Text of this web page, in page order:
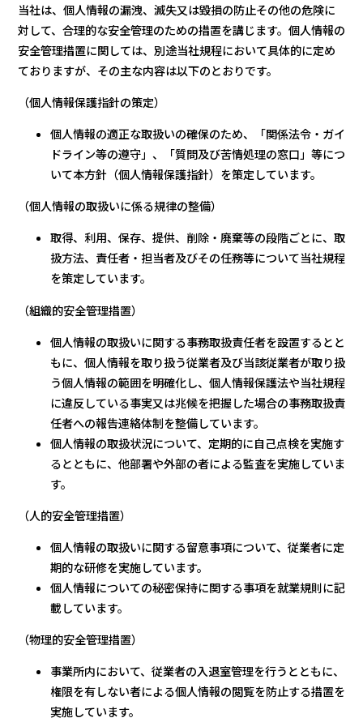
当社は、個人情報の漏洩、滅失又は毀損の防止その他の危険に
対して、合理的な安全管理のための措置を講じます。個人情報の
安全管理措置に関しては、別途当社規程において具体的に定め
ておりますが、その主な内容は以下のとおりです。
（個人情報保護指針の策定）
個人情報の適正な取扱いの確保のため、「関係法令・ガイ
ドライン等の遵守」、「質問及び苦情処理の窓口」等につ
いて本方針（個人情報保護指針）を策定しています。
（個人情報の取扱いに係る規律の整備）
取得、利用、保存、提供、削除・廃棄等の段階ごとに、取
扱方法、責任者・担当者及びその任務等について当社規程
を策定しています。
（組織的安全管理措置）
個人情報の取扱いに関する事務取扱責任者を設置するとと
もに、個人情報を取り扱う従業者及び当該従業者が取り扱
う個人情報の範囲を明確化し、個人情報保護法や当社規程
に違反している事実又は兆候を把握した場合の事務取扱責
任者への報告連絡体制を整備しています。
個人情報の取扱状況について、定期的に自己点検を実施す
るとともに、他部署や外部の者による監査を実施していま
す。
（人的安全管理措置）
個人情報の取扱いに関する留意事項について、従業者に定
期的な研修を実施しています。
個人情報についての秘密保持に関する事項を就業規則に記
載しています。
（物理的安全管理措置）
事業所内において、従業者の入退室管理を行うとともに、
権限を有しない者による個人情報の閲覧を防止する措置を
実施しています。